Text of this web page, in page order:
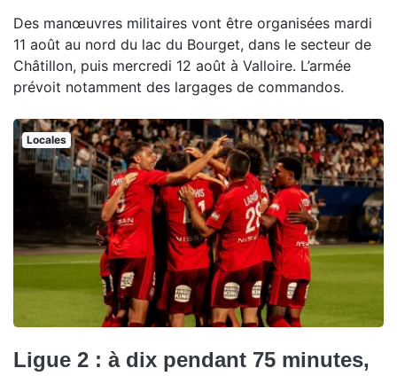
Des manœuvres militaires vont être organisées mardi
11 août au nord du lac du Bourget, dans le secteur de
Châtillon, puis mercredi 12 août à Valloire. L’armée
prévoit notamment des largages de commandos.
Locales
Ligue 2 : à dix pendant 75 minutes,